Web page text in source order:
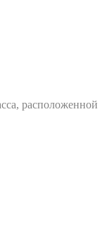
расположенной